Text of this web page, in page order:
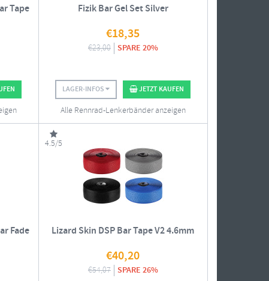
Tape Fizik Bar Gel Set Silver
€18,35
€23,00 SPARE 20%
LAGER-INFOS JETZT KAUFEN
Alle Rennrad-Lenkerbänder anzeigen
Fade
4.5/5
Lizard Skin DSP Bar Tape V2 4.6mm
€40,20
€54,07 SPARE 26%